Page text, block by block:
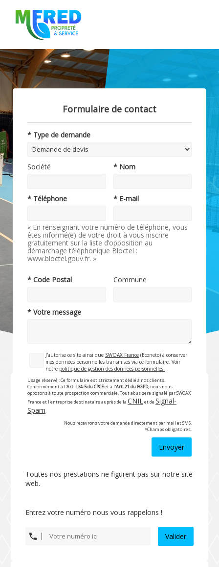
Formulaire de contact
* Type de demande
Société * Nom
* Téléphone * E-mail
« En renseignant votre numéro de téléphone, vous
êtes informé(e) de votre droit à vous inscrire
gratuitement sur la liste d’opposition au
démarchage téléphonique Bloctel :
www.bloctel.gouv.fr. »
* Code Postal Commune
* Votre message
J'autorise ce site ainsi que SWOAX France (Econeto) à conserver
mes données personnelles transmises via ce formulaire. Voir
notre politique de gestion des données personnelles.
Usage réservé : Ce formulaire est strictement dédié à nos clients.
Conformément à l'Art. L34-5 du CPCEet à l'Art. 21 du RGPD, nous nous
opposons à toute prospection commerciale. Tout abus sera signalé par SWOAX
France et l'entreprise destinataire auprès de la CNILet de Signal-
Spam.
Nous recevrons votre demande directement par mail et SMS.
*Champs obligatoires.
Envoyer
Toutes nos prestations ne figurent pas sur notre site
web.
Entrez votre numéro nous vous rappelons !
Valider